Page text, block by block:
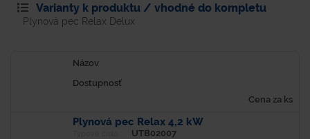
Varianty k produktu / vhodné do kompletu
Plynová pec Relax Delux
Názov
Dostupnosť
Cena za ks
Plynová pec Relax 4,2 kW
UTB02007